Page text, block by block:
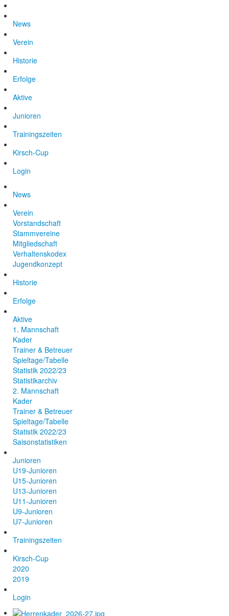
News
Verein
Historie
Erfolge
Aktive
Junioren
Trainingszeiten
Kirsch-Cup
Login
News
Verein
Vorstandschaft
Stammvereine
Mitgliedschaft
Verhaltenskodex
Jugendkonzept
Historie
Erfolge
Aktive
1. Mannschaft
Kader
Trainer & Betreuer
Spieltage/Tabelle
Statistik 2022/23
Statistikarchiv
2. Mannschaft
Kader
Trainer & Betreuer
Spieltage/Tabelle
Statistik 2022/23
Saisonstatistiken
Junioren
U19-Junioren
U15-Junioren
U13-Junioren
U11-Junioren
U9-Junioren
U7-Junioren
Trainingszeiten
Kirsch-Cup
2020
2019
Login